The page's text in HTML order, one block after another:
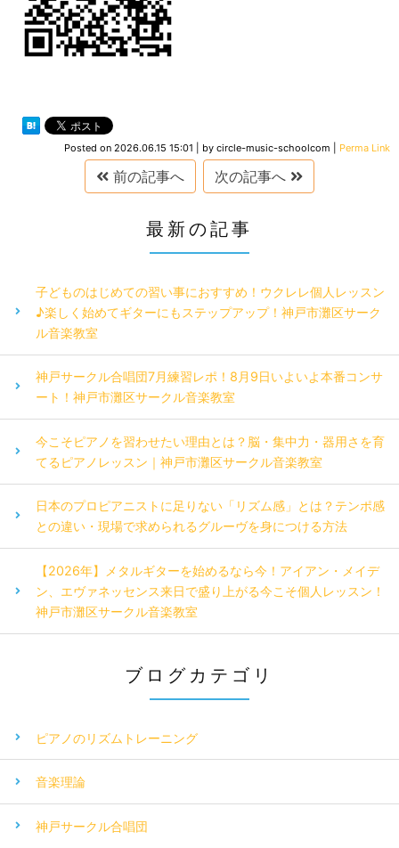
Posted on 2026.06.15 15:01 by circle-music-schoolcom Perma Link
前の記事へ 次の記事へ
最新の記事
子どものはじめての習い事におすすめ！ウクレレ個人レッスン
♪楽しく始めてギターにもステップアップ！神戸市灘区サーク
ル音楽教室
神戸サークル合唱団7月練習レポ！8月9日いよいよ本番コンサ
ート！神戸市灘区サークル音楽教室
今こそピアノを習わせたい理由とは？脳・集中力・器用さを育
てるピアノレッスン｜神戸市灘区サークル音楽教室
日本のプロピアニストに足りない「リズム感」とは？テンポ感
との違い・現場で求められるグルーヴを身につける方法
【2026年】メタルギターを始めるなら今！アイアン・メイデ
ン、エヴァネッセンス来日で盛り上がる今こそ個人レッスン！
神戸市灘区サークル音楽教室
ブログカテゴリ
ピアノのリズムトレーニング
音楽理論
神戸サークル合唱団